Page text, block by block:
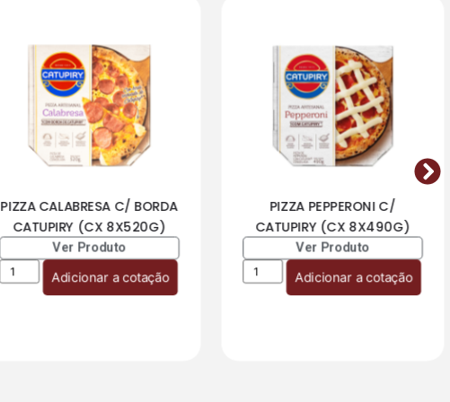
PIZZA CALABRESA C/ BORDA
CATUPIRY (CX 8X520G)
Ver Produto
Adicionar a cotação
PIZZA PEPPERONI C/
CATUPIRY (CX 8X490G)
Ver Produto
Adicionar a cotação